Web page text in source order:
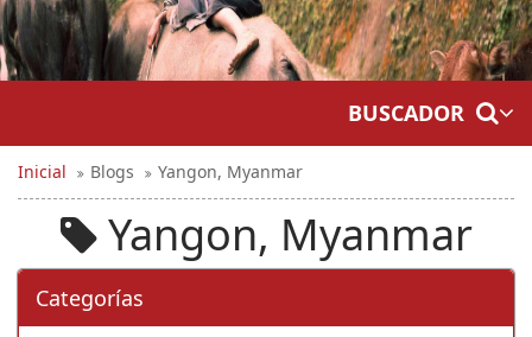
BUSCADOR
Inicial Blogs Yangon, Myanmar
Yangon, Myanmar
Categorí­as